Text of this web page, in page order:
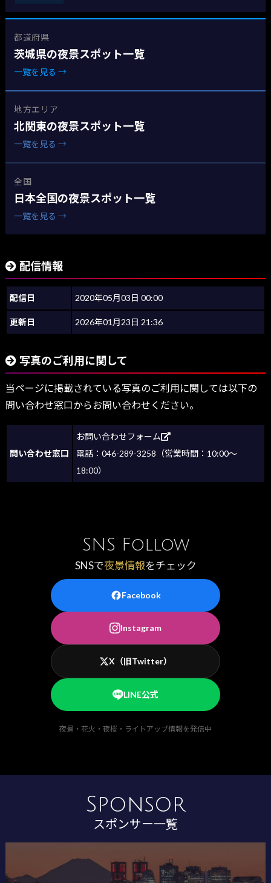
都道府県
茨城県の夜景スポット一覧
一覧を見る →
地方エリア
北関東の夜景スポット一覧
一覧を見る →
全国
日本全国の夜景スポット一覧
一覧を見る →
配信情報
配信日 2020年05月03日 00:00
更新日 2026年01月23日 21:36
写真のご利用に関して
当ページに掲載されている写真のご利用に関しては以下の
問い合わせ窓口からお問い合わせください。
問い合わせ窓口
お問い合わせフォーム
電話：046-289-3258（営業時間：10:00～
18:00）
SNS Follow
SNSで夜景情報をチェック
Facebook
Instagram
X（旧Twitter）
LINE公式
夜景・花火・夜桜・ライトアップ情報を発信中
Sponsor
スポンサー一覧